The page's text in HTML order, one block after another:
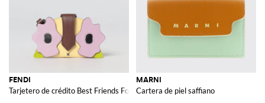
FENDI
Tarjetero de crédito Best Friends Forever de piel
MARNI
Cartera de piel saffiano